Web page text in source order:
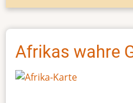
Afrikas wahre